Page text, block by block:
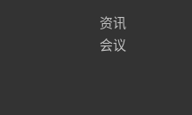
资讯
会议